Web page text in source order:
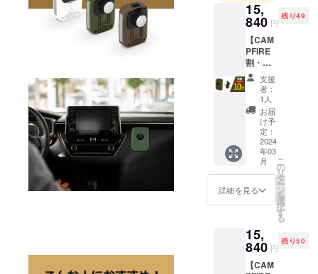
的なライフ
スタイルを
提案できる
ように努め
ておりま
す。
15,
840 円
残り49
【CAM
PFIRE
割・
10%オ
フ】50
名様限
定・
キャン
プ警報
Cam.G
Field 1
台＋専
用ク
レード
・専用
マウン
ト
Cam.G
支援
者：
1人
お届
け予
定：
2024
年03
月
詳細を見る
こ
の
リ
タ
ー
ン
を
選
択
す
る
15,
840 円
残り50
【CAM